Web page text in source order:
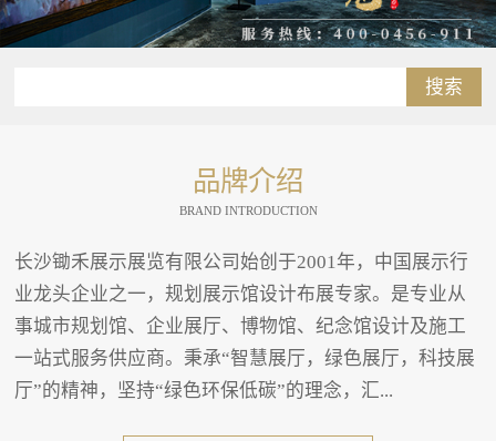
搜索
品牌介绍
BRAND INTRODUCTION
长沙锄禾展示展览有限公司始创于2001年，中国展示行
业龙头企业之一，规划展示馆设计布展专家。是专业从
事城市规划馆、企业展厅、博物馆、纪念馆设计及施工
一站式服务供应商。秉承“智慧展厅，绿色展厅，科技展
厅”的精神，坚持“绿色环保低碳”的理念，汇...